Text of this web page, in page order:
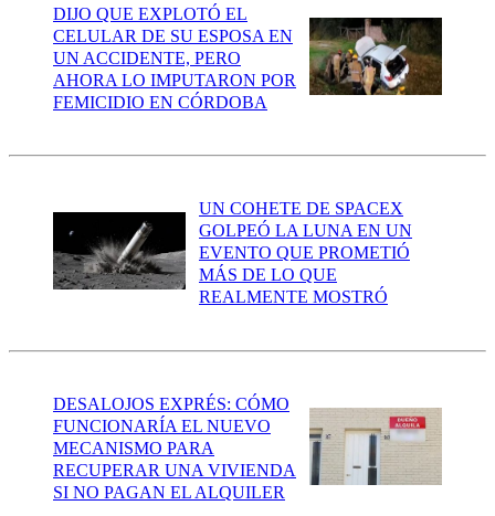
DIJO QUE EXPLOTÓ EL
CELULAR DE SU ESPOSA EN
UN ACCIDENTE, PERO
AHORA LO IMPUTARON POR
FEMICIDIO EN CÓRDOBA
UN COHETE DE SPACEX
GOLPEÓ LA LUNA EN UN
EVENTO QUE PROMETIÓ
MÁS DE LO QUE
REALMENTE MOSTRÓ
DESALOJOS EXPRÉS: CÓMO
FUNCIONARÍA EL NUEVO
MECANISMO PARA
RECUPERAR UNA VIVIENDA
SI NO PAGAN EL ALQUILER